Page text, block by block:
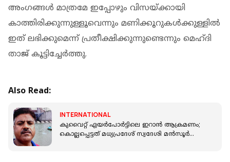
അംഗങ്ങൾ മാത്രമേ ഇപ്പോഴും വിസയ്ക്കായി
കാത്തിരിക്കുന്നുള്ളൂവെന്നും മണിക്കൂറുകൾക്കുള്ളിൽ
ഇത് ലഭിക്കുമെന്ന് പ്രതീക്ഷിക്കുന്നുണ്ടെന്നും മെഹ്ദി
താജ് കൂട്ടിച്ചേ‍ർത്തു.
Also Read:
INTERNATIONAL
കുവൈറ്റ് എയർപോർട്ടിലെ ഇറാൻ ആക്രമണം;
കൊല്ലപ്പെട്ടത് മധ്യപ്രദേശ് സ്വദേശി മൻസൂർ